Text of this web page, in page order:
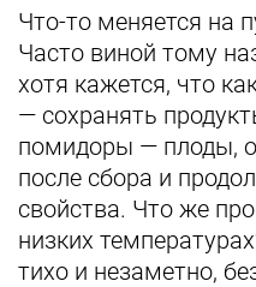
Что-то меняется на
Часто виной тому
хотя кажется, что
— сохранять
помидоры — плоды,
после сбора и
свойства. Что же
низких
тихо и незаметно,